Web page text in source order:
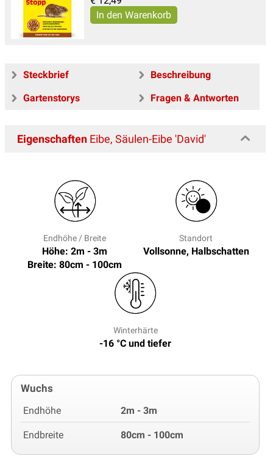
Steckbrief
Beschreibung
Gartenstorys
Fragen & Antworten
Eigenschaften Eibe, Säulen-Eibe 'David'
Endhöhe / Breite
Höhe: 2m - 3m
Breite: 80cm - 100cm
Standort
Vollsonne, Halbschatten
Winterhärte
-16 °C und tiefer
Wuchs
Endhöhe 2m - 3m
Endbreite 80cm - 100cm